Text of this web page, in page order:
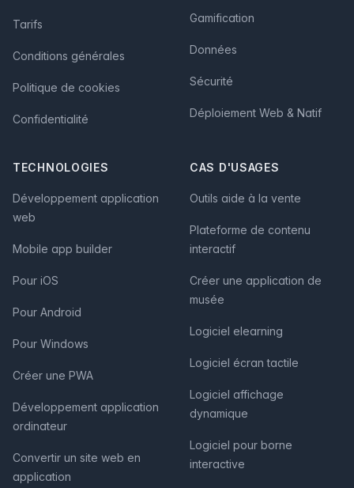
Tarifs
Conditions générales
Politique de cookies
Confidentialité
Gamification
Données
Sécurité
Déploiement Web & Natif
TECHNOLOGIES
Développement application
web
Mobile app builder
Pour iOS
Pour Android
Pour Windows
Créer une PWA
Développement application
ordinateur
Convertir un site web en
application
CAS D'USAGES
Outils aide à la vente
Plateforme de contenu
interactif
Créer une application de
musée
Logiciel elearning
Logiciel écran tactile
Logiciel affichage
dynamique
Logiciel pour borne
interactive